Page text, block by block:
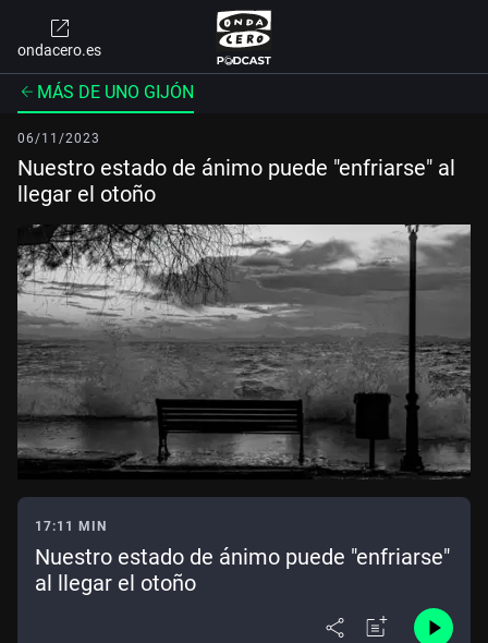
ondacero.es
MÁS DE UNO GIJÓN
06/11/2023
Nuestro estado de ánimo puede "enfriarse" al
llegar el otoño
17:11 MIN
Nuestro estado de ánimo puede "enfriarse"
al llegar el otoño